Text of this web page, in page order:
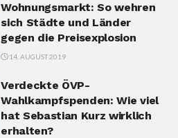
Wohnungsmarkt: So wehren
sich Städte und Länder
gegen die Preisexplosion
14. AUGUST 2019
Verdeckte ÖVP-
Wahlkampfspenden: Wie viel
hat Sebastian Kurz wirklich
erhalten?